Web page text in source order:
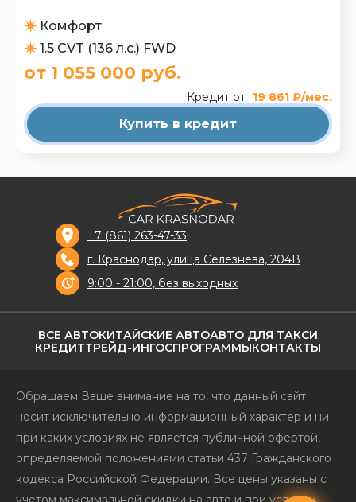
Комфорт
1.5 CVT (136 л.с.) FWD
от 1 055 000 руб.
Кредит от 19 861 ₽/мес.
Купить в кредит
ВСЕ АВТОКИТАЙСКИЕ АВТОАВТО ДЛЯ ТАКСИ
КРЕДИТТРЕЙД-ИНГОСПРОГРАММЫКОНТАКТЫ
+7 (861) 263-47-33
г. Краснодар, улица Селезнёва, 204В
9:00 - 21:00, без выходных
Обращаем Ваше внимание на то, что данный сайт
носит исключительно информационный характер и ни
при каких условиях не является публичной офертой,
определяемой положениями статьи 437 Гражданского
кодекса Российской Федерации. Все цены указаны с